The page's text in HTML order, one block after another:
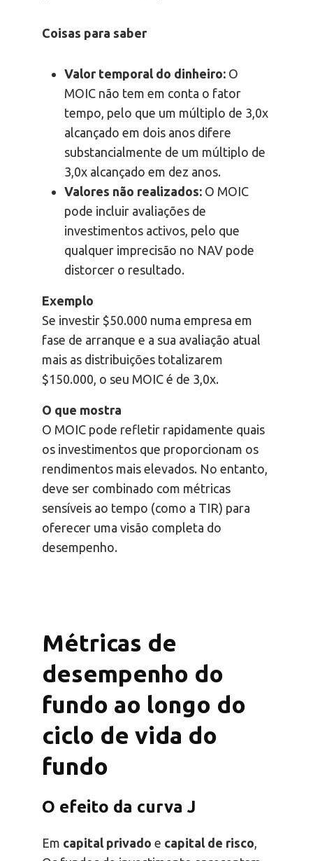
Coisas para saber
Valor temporal do dinheiro: O
MOIC não tem em conta o fator
tempo, pelo que um múltiplo de 3,0x
alcançado em dois anos difere
substancialmente de um múltiplo de
3,0x alcançado em dez anos.
Valores não realizados: O MOIC
pode incluir avaliações de
investimentos activos, pelo que
qualquer imprecisão no NAV pode
distorcer o resultado.
Exemplo
Se investir $50.000 numa empresa em
fase de arranque e a sua avaliação atual
mais as distribuições totalizarem
$150.000, o seu MOIC é de 3,0x.
O que mostra
O MOIC pode refletir rapidamente quais
os investimentos que proporcionam os
rendimentos mais elevados. No entanto,
deve ser combinado com métricas
sensíveis ao tempo (como a TIR) para
oferecer uma visão completa do
desempenho.
Métricas de
desempenho do
fundo ao longo do
ciclo de vida do
fundo
O efeito da curva J
Em capital privado e capital de risco,